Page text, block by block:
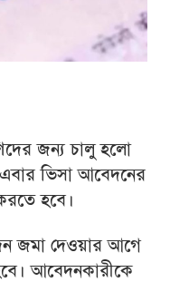
জন্য চালু হলো
এবার ভিসা আবেদনের
হবে।
জমা দেওয়ার আগে
আবেদনকারীকে